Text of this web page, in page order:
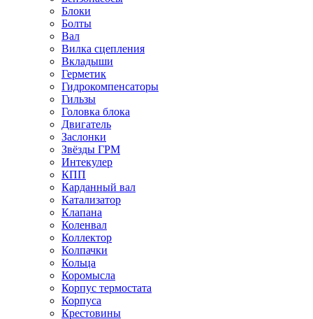
Блоки
Болты
Вал
Вилка сцепления
Вкладыши
Герметик
Гидрокомпенсаторы
Гильзы
Головка блока
Двигатель
Заслонки
Звёзды ГРМ
Интекулер
КПП
Карданный вал
Катализатор
Клапана
Коленвал
Коллектор
Колпачки
Кольца
Коромысла
Корпус термостата
Корпуса
Крестовины